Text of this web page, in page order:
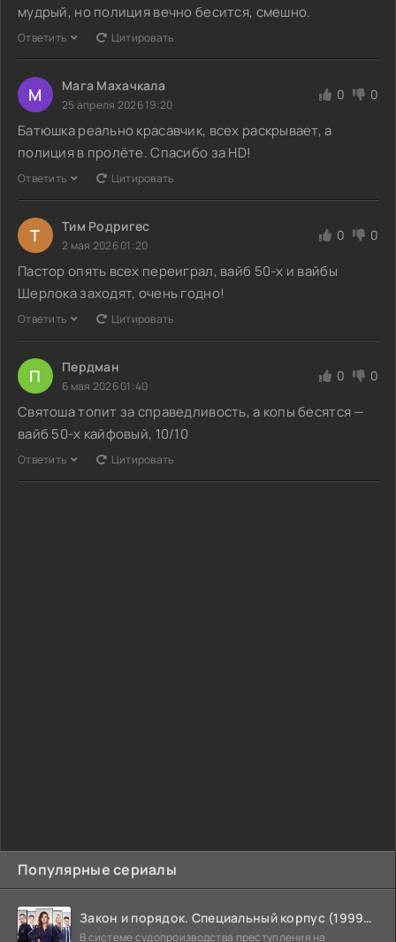
Популярные сериалы
Закон и порядок. Специальный корпус (1999-2026)
В системе судопроизводства преступления на
мудрый, но полиция вечно бесится, смешно.
Ответить Цитировать
М Мага Махачкала
25 апреля 2026 19:20
0 0
Батюшка реально красавчик, всех раскрывает, а
полиция в пролёте. Спасибо за HD!
Ответить Цитировать
Т Тим Родригес
2 мая 2026 01:20
0 0
Пастор опять всех переиграл, вайб 50-х и вайбы
Шерлока заходят, очень годно!
Ответить Цитировать
П Пердман
6 мая 2026 01:40
0 0
Святоша топит за справедливость, а копы бесятся —
вайб 50-х кайфовый, 10/10
Ответить Цитировать